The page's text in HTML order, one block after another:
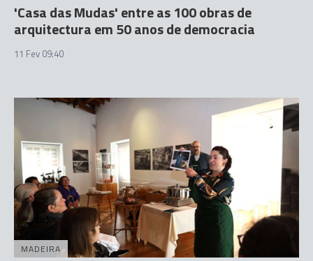
'Casa das Mudas' entre as 100 obras de
arquitectura em 50 anos de democracia
11 Fev 09:40
MADEIRA